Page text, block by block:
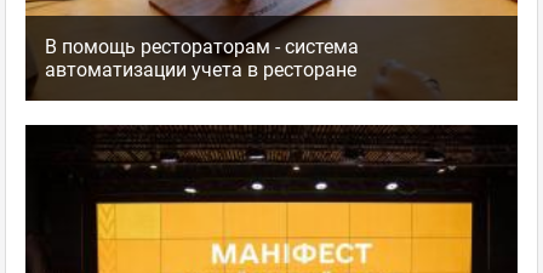
В помощь рестораторам - система
автоматизации учета в ресторане